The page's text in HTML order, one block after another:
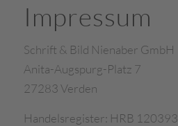
Impressum
Schrift & Bild Nienaber GmbH
Anita-Augspurg-Platz 7
27283 Verden
Handelsregister: HRB 120393